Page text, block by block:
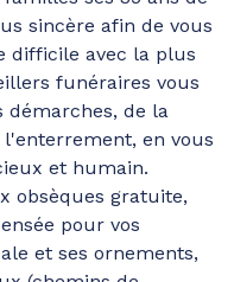
sincère afin de vous
difficile avec la plus
funéraires vous
démarches, de la
en vous
et humain.
obsèques gratuite,
pour vos
et ses ornements,